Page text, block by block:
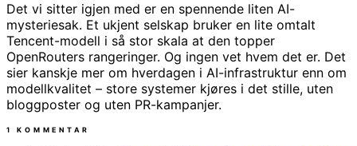
Det vi sitter igjen med er en spennende liten AI-
mysteriesak. Et ukjent selskap bruker en lite omtalt
Tencent-modell i så stor skala at den topper
OpenRouters rangeringer. Og ingen vet hvem det er. Det
sier kanskje mer om hverdagen i AI-infrastruktur enn om
modellkvalitet – store systemer kjøres i det stille, uten
bloggposter og uten PR-kampanjer.
1 KOMMENTAR